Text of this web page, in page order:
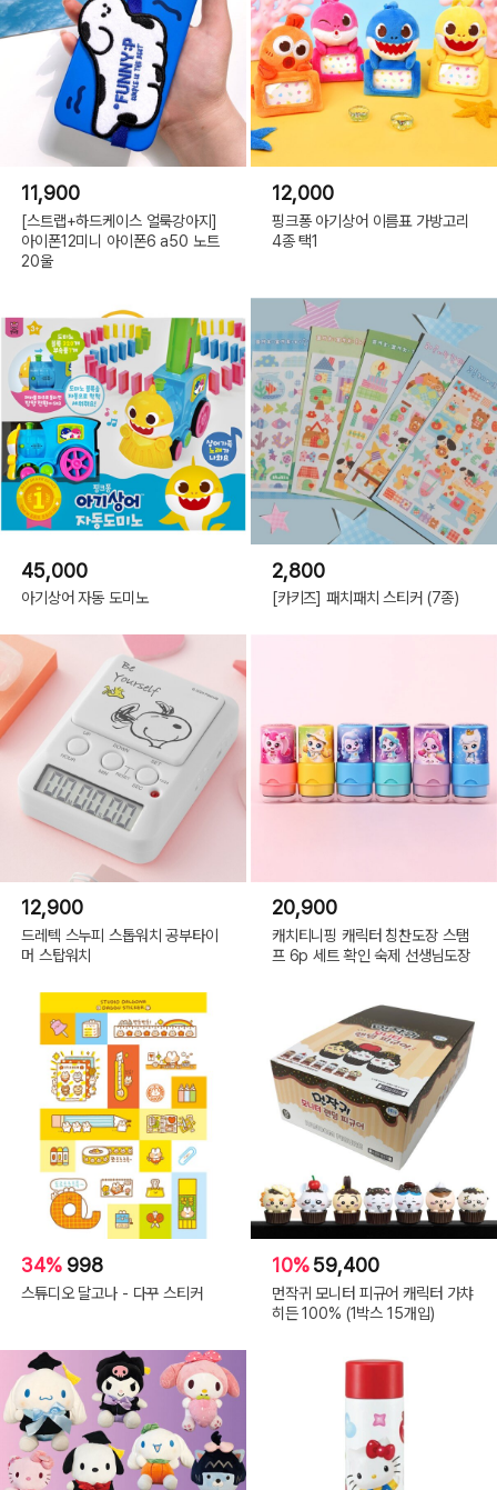
11,900
[스트랩+하드케이스 얼룩강아지]
아이폰12미니 아이폰6 a50 노트
20울
12,000
핑크퐁 아기상어 이름표 가방고리
4종 택1
45,000
아기상어 자동 도미노
2,800
[카키즈] 패치패치 스티커 (7종)
12,900
드레텍 스누피 스톱워치 공부타이
머 스탑워치
20,900
캐치티니핑 캐릭터 칭찬도장 스탬
프 6p 세트 확인 숙제 선생님도장
34% 998
스튜디오 달고나 - 다꾸 스티커
10%59,400
먼작귀 모니터 피규어 캐릭터 가챠
히든 100% (1박스 15개입)